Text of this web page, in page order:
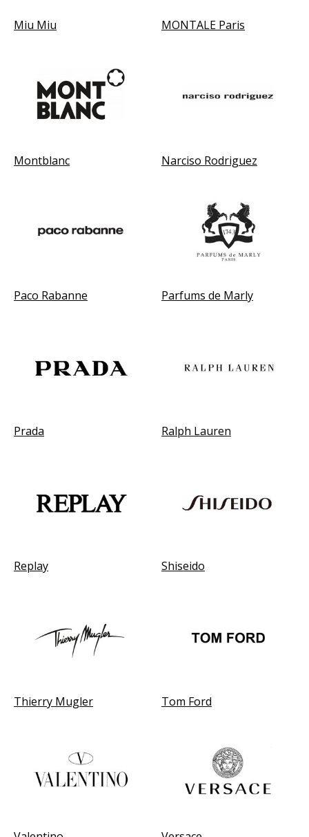
Miu Miu MONTALE Paris
Montblanc Narciso Rodriguez
Paco Rabanne Parfums de Marly
Prada Ralph Lauren
Replay Shiseido
Thierry Mugler Tom Ford